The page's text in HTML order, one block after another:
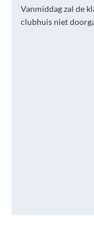
Vanmiddag zal de
clubhuis niet